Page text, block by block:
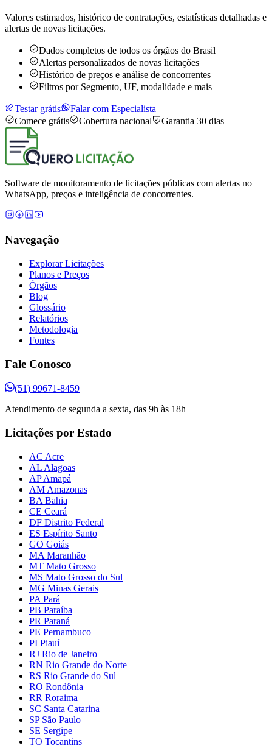
Valores estimados, histórico de contratações, estatísticas detalhadas e
alertas de novas licitações.
Dados completos de todos os órgãos do Brasil
Alertas personalizados de novas licitações
Histórico de preços e análise de concorrentes
Filtros por Segmento, UF, modalidade e mais
Testar grátis
Falar com Especialista
Comece grátis
Cobertura nacional Garantia 30 dias
Software de monitoramento de licitações públicas com alertas no
WhatsApp, preços e inteligência de concorrentes.
Navegação
Explorar Licitações
Planos e Preços
Órgãos
Blog
Glossário
Relatórios
Metodologia
Fontes
Fale Conosco
(51) 99671-8459
Atendimento de segunda a sexta, das 9h às 18h
Licitações por Estado
AC Acre
AL Alagoas
AP Amapá
AM Amazonas
BA Bahia
CE Ceará
DF Distrito Federal
ES Espírito Santo
GO Goiás
MA Maranhão
MT Mato Grosso
MS Mato Grosso do Sul
MG Minas Gerais
PA Pará
PB Paraíba
PR Paraná
PE Pernambuco
PI Piauí
RJ Rio de Janeiro
RN Rio Grande do Norte
RS Rio Grande do Sul
RO Rondônia
RR Roraima
SC Santa Catarina
SP São Paulo
SE Sergipe
TO Tocantins